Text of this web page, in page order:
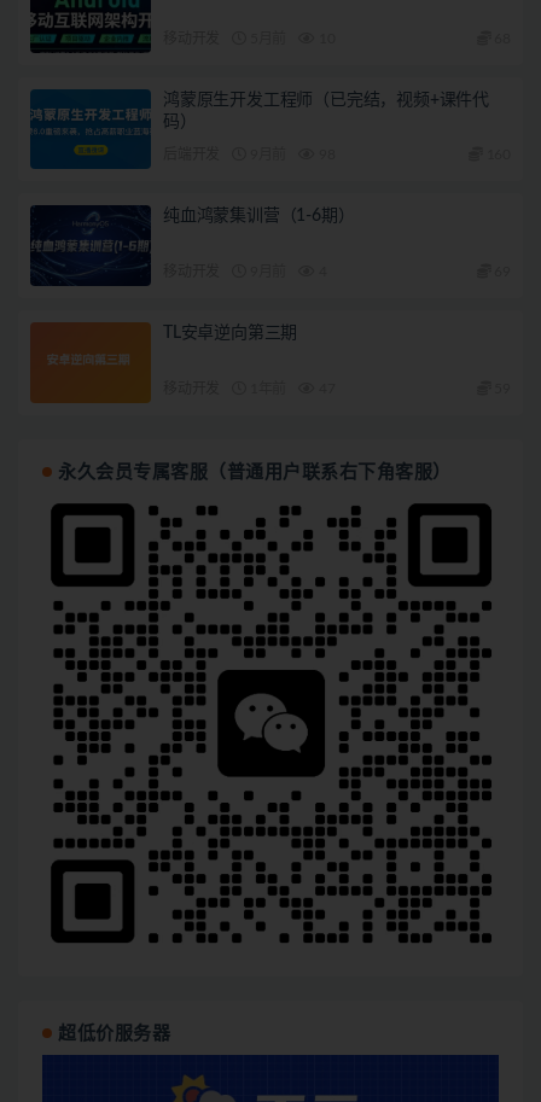
鸿蒙原生开发工程师（已完结，视频+课件代
码）
纯血鸿蒙集训营（1-6期）
TL安卓逆向第三期
永久会员专属客服（普通用户联系右下角客服）
超低价服务器